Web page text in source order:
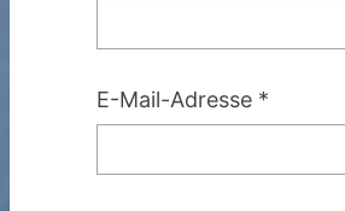
E-Mail-Adresse *